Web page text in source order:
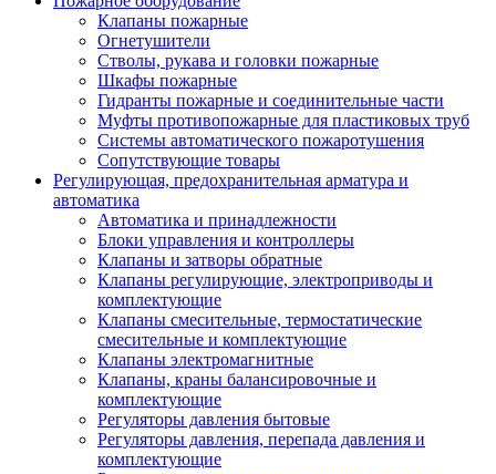
Клапаны пожарные
Огнетушители
Стволы, рукава и головки пожарные
Шкафы пожарные
Гидранты пожарные и соединительные части
Муфты противопожарные для пластиковых труб
Системы автоматического пожаротушения
Сопутствующие товары
Регулирующая, предохранительная арматура и
автоматика
Автоматика и принадлежности
Блоки управления и контроллеры
Клапаны и затворы обратные
Клапаны регулирующие, электроприводы и
комплектующие
Клапаны смесительные, термостатические
смесительные и комплектующие
Клапаны электромагнитные
Клапаны, краны балансировочные и
комплектующие
Регуляторы давления бытовые
Регуляторы давления, перепада давления и
комплектующие